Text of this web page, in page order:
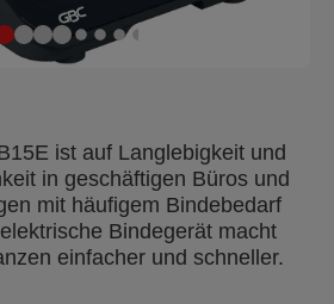
ist auf Langlebigkeit und
in geschäftigen Büros und
mit häufigem Bindebedarf
Bindegerät macht
einfacher und schneller.
80-g/m²-Papier stanzen und